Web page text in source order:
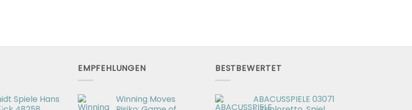
Spiele Hans
EMPFEHLUNGEN
Winning Moves
BESTBEWERTET
ABACUSSPIELE 03071